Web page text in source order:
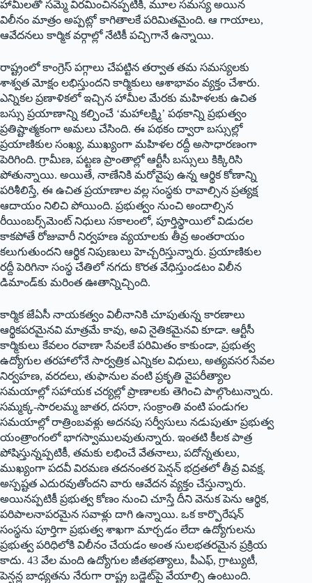
హామీలతో సమ్మె విరమించినప్పటికీ, మూల సమస్య అయిన
విలీనం మాత్రం అప్పట్లో కాగితాలకే పరిమితమైంది. ఆ గాయాలు,
ఆవేదనలు కార్మిక వర్గాల్లో నేటికీ పచ్చిగానే ఉన్నాయి.
రాష్ట్రంలో కాంగ్రెస్ పగ్గాలు చేపట్టిన తర్వాత తమ సమస్యలకు
శాశ్వత మోక్షం లభిస్తుందని కార్మికులు ఆశాభావం వ్యక్తం చేశారు.
ఎన్నికల ప్రణాళికలో ఇచ్చిన హామీల మేరకు మహిళలకు ఉచిత
బస్సు ప్రయాణాన్ని కల్పించే ‘మహాలక్ష్మి’ పథకాన్ని ప్రభుత్వం
ప్రతిష్టాత్మకంగా అమలు చేసింది. ఈ పథకం ద్వారా బస్సుల్లో
ప్రయాణికుల సంఖ్య, ముఖ్యంగా మహిళల రద్దీ అసాధారణంగా
పెరిగింది. గ్రామీణ, పట్టణ ప్రాంతాల్లో ఆర్టీసీ బస్సులు కిక్కిరిసి
పోతున్నాయి. అయితే, నాణేనికి మరోవైపు ఉన్న ఆర్థిక కోణాన్ని
పరిశీలిస్తే, ఈ ఉచిత ప్రయాణాల వల్ల సంస్థకు రావాల్సిన ప్రత్యక్ష
ఆదాయం నిలిచి పోయింది. ప్రభుత్వం నుంచి అందాల్సిన
రీయింబర్స్‌మెంట్ నిధులు సకాలంలో, పూర్తిస్థాయిలో విడుదల
కాకపోతే రోజువారీ నిర్వహణ వ్యయాలకు తీవ్ర అంతరాయం
కలుగుతుందని ఆర్థిక నిపుణులు హెచ్చరిస్తున్నారు. ప్రయాణికుల
రద్దీ పెరిగినా సంస్థ చేతిలో నగదు కొరత వేధిస్తుండటం విలీన
డిమాండ్‌కు మరింత ఊతాన్నిచ్చింది.
కార్మిక జేఏసీ నాయకత్వం విలీనానికి చూపుతున్న కారణాలు
ఆర్థికపరమైనవి మాత్రమే కావు, అవి నైతికమైనవి కూడా. ఆర్టీసీ
కార్మికులు కేవలం రవాణా సేవలకే పరిమితం కాకుండా, ప్రభుత్వ
ఉద్యోగుల తరహాలోనే సార్వత్రిక ఎన్నికల విధులు, అత్యవసర సేవల
నిర్వహణ, వరదలు, తుఫానుల వంటి ప్రకృతి వైపరీత్యాల
సమయాల్లో సహాయక చర్యల్లో ప్రాణాలకు తెగించి పాల్గొంటున్నారు.
సమ్మక్క-సారలమ్మ జాతర, దసరా, సంక్రాంతి వంటి పండుగల
సమయాల్లో రాత్రింబవళ్లు అదనపు సర్వీసులు నడుపుతూ ప్రభుత్వ
యంత్రాంగంలో భాగస్వాములవుతున్నారు. ఇంతటి కీలక పాత్ర
పోషిస్తున్నప్పటికీ, తమకు లభించే వేతనాలు, పదోన్నతులు,
ముఖ్యంగా పదవీ విరమణ తదనంతర పెన్షన్ భద్రతలో తీవ్ర వివక్ష,
అస్పష్టత ఎదురవుతోందని వారు ఆవేదన వ్యక్తం చేస్తున్నారు.
అయినప్పటికీ ప్రభుత్వ కోణం నుంచి చూస్తే దీని వెనుక పెను ఆర్థిక,
పరిపాలనాపరమైన సవాళ్లు దాగి ఉన్నాయి. ఒక కార్పొరేషన్
సంస్థను పూర్తిగా ప్రభుత్వ శాఖగా మార్చడం లేదా ఉద్యోగులను
ప్రభుత్వ పరిధిలోకి విలీనం చేయడం అంత సులభతరమైన ప్రక్రియ
కాదు. 43 వేల మంది ఉద్యోగుల జీతభత్యాలు, పీఎఫ్, గ్రాట్యుటీ,
పెన్షన్ల బాధ్యతను నేరుగా రాష్ట్ర బడ్జెట్‌పై వేయాల్సి ఉంటుంది.